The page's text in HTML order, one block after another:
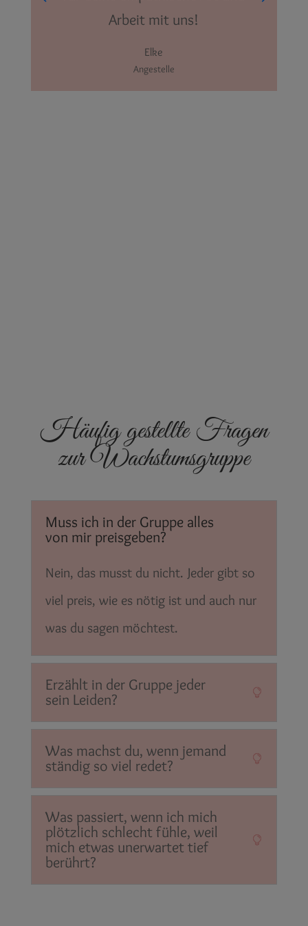
Arbeit mit uns!
Elke
Angestelle
Häufig gestellte Fragen
zur Wachstumsgruppe
Muss ich in der Gruppe alles
von mir preisgeben?
Nein, das musst du nicht. Jeder gibt so
viel preis, wie es nötig ist und auch nur
was du sagen möchtest.
Erzählt in der Gruppe jeder
sein Leiden?
Was machst du, wenn jemand
ständig so viel redet?
Was passiert, wenn ich mich
plötzlich schlecht fühle, weil
mich etwas unerwartet tief
berührt?